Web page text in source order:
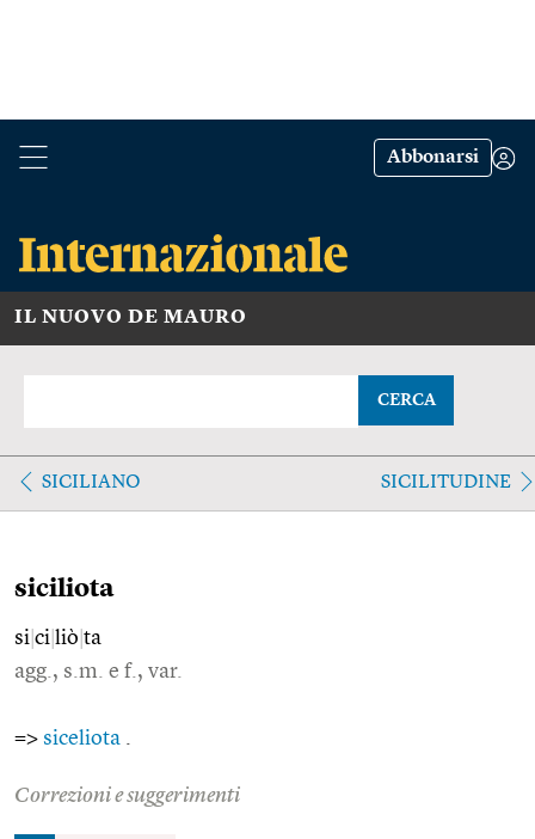
Abbonarsi
IL NUOVO DE MAURO
CERCA
SICILIANO SICILITUDINE
siciliota
si ci liò ta
agg., s.m. e f., var.
=> siceliota
Correzioni e suggerimenti